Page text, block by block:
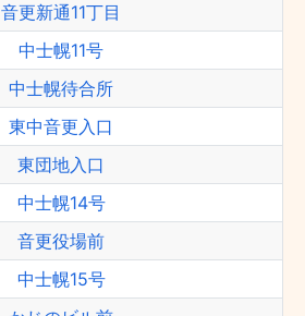
音更新通11丁目
中士幌11号
中士幌待合所
東中音更入口
東団地入口
中士幌14号
音更役場前
中士幌15号